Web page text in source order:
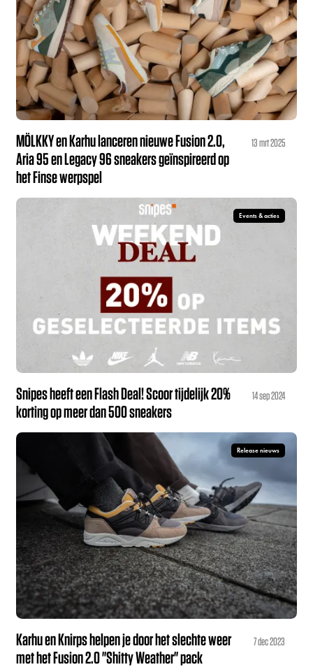
MÖLKKY en Karhu lanceren nieuwe Fusion 2.0,
Aria 95 en Legacy 96 sneakers geïnspireerd op
het Finse werpspel
13 mrt 2025
Events & acties
Snipes heeft een Flash Deal! Scoor tijdelijk 20%
korting op meer dan 500 sneakers
14 sep 2024
Release nieuws
Karhu en Knirps helpen je door het slechte weer
met het Fusion 2.0 "Shitty Weather" pack
7 dec 2023